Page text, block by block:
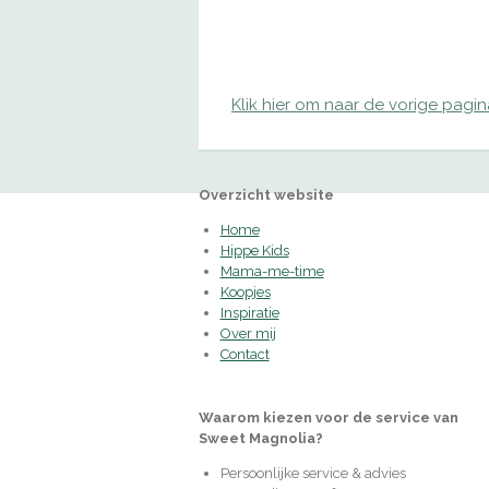
Klik hier om naar de vorige
Overzicht website
Home
Hippe Kids
Mama-me-time
Koopjes
Inspiratie
Over mij
Contact
Waarom kiezen voor de service van
Sweet Magnolia?
Persoonlijke service & advies